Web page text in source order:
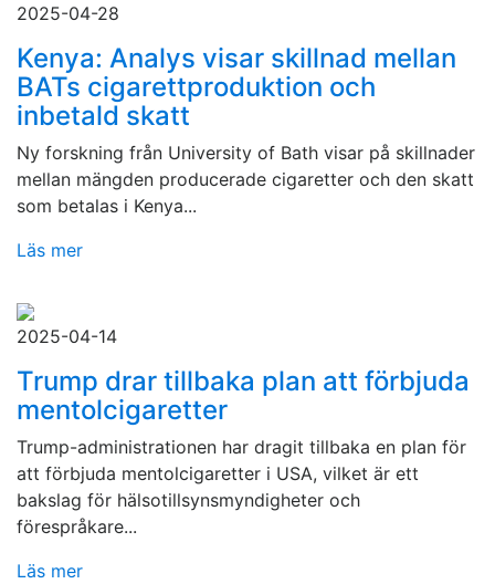
2025-04-28
Kenya: Analys visar skillnad mellan
BATs cigarettproduktion och
inbetald skatt
Ny forskning från University of Bath visar på skillnader
mellan mängden producerade cigaretter och den skatt
som betalas i Kenya...
Läs mer
2025-04-14
Trump drar tillbaka plan att förbjuda
mentolcigaretter
Trump-administrationen har dragit tillbaka en plan för
att förbjuda mentolcigaretter i USA, vilket är ett
bakslag för hälsotillsynsmyndigheter och
förespråkare...
Läs mer